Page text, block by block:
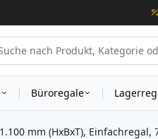
Büroregale
mm (HxBxT),